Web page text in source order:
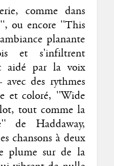
comme dans
ou encore ''This
planante
et s'infiltrent
aidé par la voix
avec des rythmes
et coloré, ''Wide
tout comme la
de Haddaway,
chansons à deux
plume sur de la